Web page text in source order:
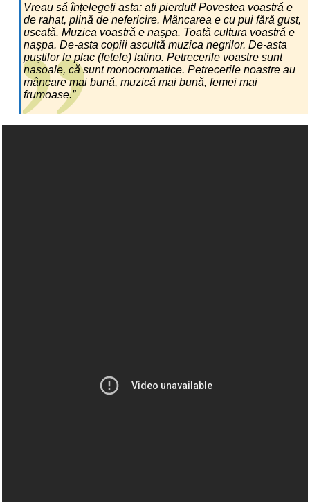
Vreau să înțelegeți asta: ați pierdut! Povestea voastră e
de rahat, plină de nefericire. Mâncarea e cu pui fără gust,
uscată. Muzica voastră e nașpa. Toată cultura voastră e
nașpa. De-asta copiii ascultă muzica negrilor. De-asta
puștilor le plac (fetele) latino. Petrecerile voastre sunt
nasoale, că sunt monocromatice. Petrecerile noastre au
mâncare mai bună, muzică mai bună, femei mai
frumoase.”